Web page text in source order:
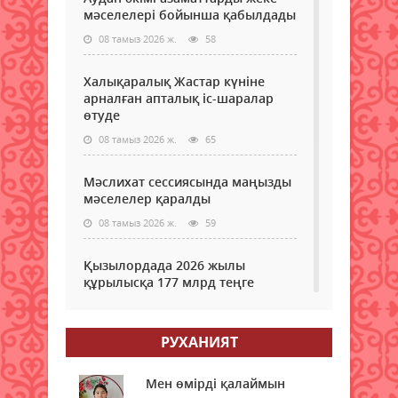
мәселелері бойынша қабылдады
08 тамыз 2026 ж. 58
Халықаралық Жастар күніне
арналған апталық іс-шаралар
өтуде
08 тамыз 2026 ж. 65
Мәслихат сессиясында маңызды
мәселелер қаралды
08 тамыз 2026 ж. 59
Қызылордада 2026 жылы
құрылысқа 177 млрд теңге
зауыты салынады
РУХАНИЯТ
Мен өмірді қалаймын